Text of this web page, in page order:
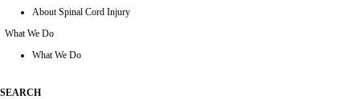
About Spinal Cord Injury
What We Do
What We Do
SEARCH